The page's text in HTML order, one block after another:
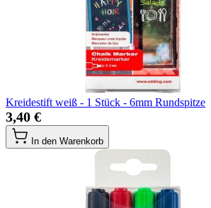
Kreidestift weiß - 1 Stück - 6mm Rundspitze
3,40 €
In den Warenkorb